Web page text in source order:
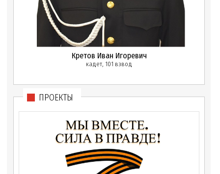
Кретов Иван Игоревич
кадет, 101 взвод
ПРОЕКТЫ